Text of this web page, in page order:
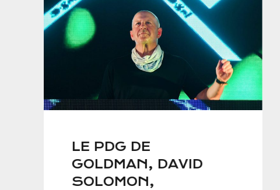
LE PDG DE
GOLDMAN, DAVID
SOLOMON,